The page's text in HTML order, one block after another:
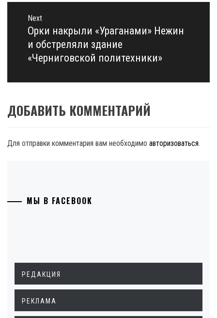
Next
Next
post:
Орки накрыли «Ураганами» Нежин
и обстреляли здание
«Черниговской политехники»
ДОБАВИТЬ КОММЕНТАРИЙ
Для отправки комментария вам необходимо авторизоваться.
МЫ В FACEBOOK
РЕДАКЦИЯ
РЕКЛАМА